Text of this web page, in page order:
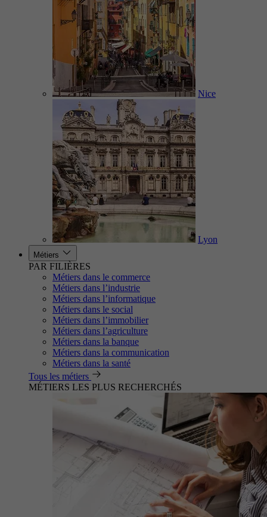
Nice
Lyon
Métiers
PAR FILIÈRES
Métiers dans le commerce
Métiers dans l’industrie
Métiers dans l’informatique
Métiers dans le social
Métiers dans l’immobilier
Métiers dans l’agriculture
Métiers dans la banque
Métiers dans la communication
Métiers dans la santé
Tous les métiers
MÉTIERS LES PLUS RECHERCHÉS